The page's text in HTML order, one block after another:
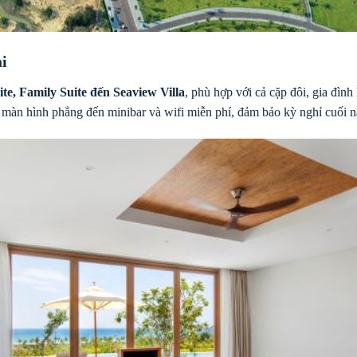
Family Suite đến Seaview Villa, phù hợp với cả cặp đôi, gia
hình phẳng đến minibar và wifi miễn phí, đảm bảo kỳ nghỉ cuối